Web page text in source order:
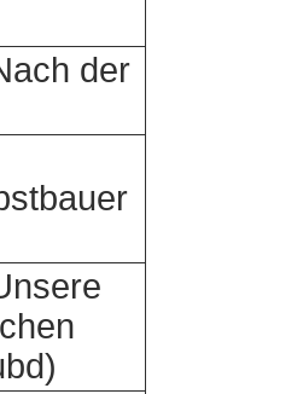
der